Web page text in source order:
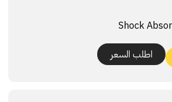
اطلب السعر